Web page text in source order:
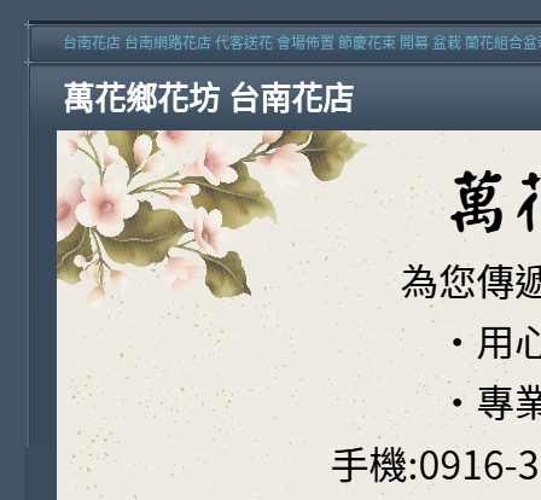
萬花鄉花坊 台南花店
台南花店 台南網路花店 代客送花 會場佈置 節慶花束 開幕 盆栽 蘭花組合